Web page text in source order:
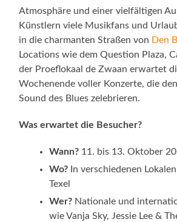
Atmosphäre und einer vielfältigen
Künstlern viele Musikfans und
in die charmanten Straßen von Den
Locations wie dem Question Plaza,
der Proeflokaal de Zwaan erwartet
Wochenende voller Konzerte, die
Sound des Blues zelebrieren.
Was erwartet die Besucher?
Wann? 11. bis 13. Oktober
Wo? In verschiedenen
Texel
Wer? Nationale und
wie Vanja Sky, Jessie Lee &